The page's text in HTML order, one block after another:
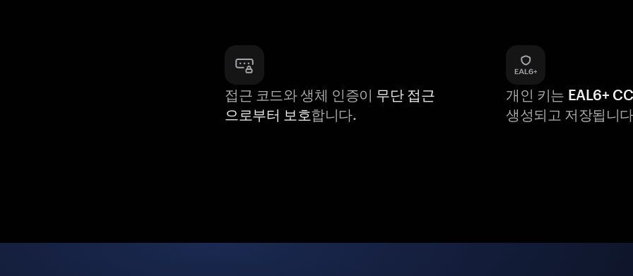
접근 코드와 생체 인증이 무단 접근
으로부터 보호합니다.
개인 키는 EAL6+
생성되고 저장됩니